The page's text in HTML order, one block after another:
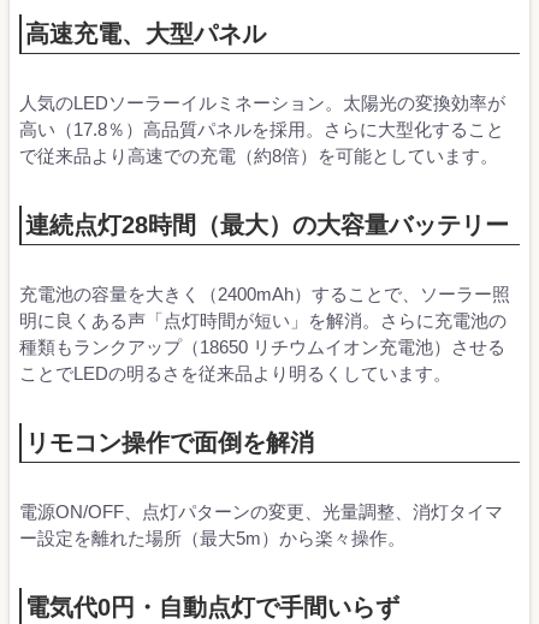
高速充電、大型パネル
人気のLEDソーラーイルミネーション。太陽光の変換効率が
高い（17.8％）高品質パネルを採用。さらに大型化すること
で従来品より高速での充電（約8倍）を可能としています。
連続点灯28時間（最大）の大容量バッテリー
充電池の容量を大きく（2400mAh）することで、ソーラー照
明に良くある声「点灯時間が短い」を解消。さらに充電池の
種類もランクアップ（18650 リチウムイオン充電池）させる
ことでLEDの明るさを従来品より明るくしています。
リモコン操作で面倒を解消
電源ON/OFF、点灯パターンの変更、光量調整、消灯タイマ
ー設定を離れた場所（最大5m）から楽々操作。
電気代0円・自動点灯で手間いらず